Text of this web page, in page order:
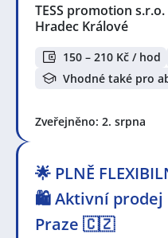
TESS promotion s.r.o.
Hradec Králové
150 – 210 Kč / hod
Vhodné také pro
Zveřejněno: 2. srpna
🌟 PLNĚ
🛍️ Aktivní prodej
Praze 🇨🇿